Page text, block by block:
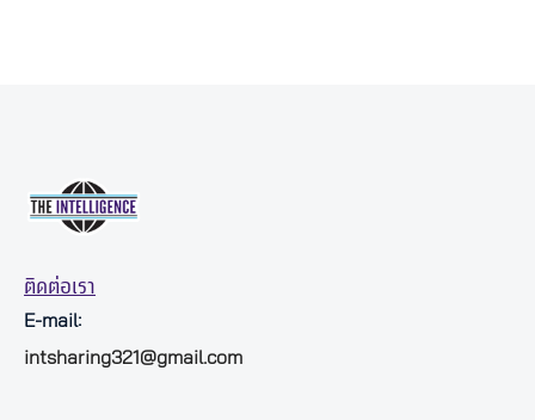
ติดต่อเรา
E-mail:
intsharing321@gmail.com